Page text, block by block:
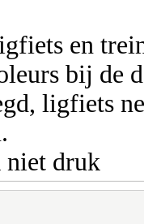
en
bij de
ligfiets
niet druk